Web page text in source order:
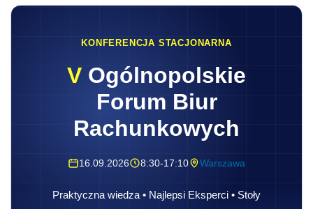
KONFERENCJA STACJONARNA
V Ogólnopolskie
Forum Biur
Rachunkowych
16.09.2026 8:30-17:10 Warszawa
Praktyczna wiedza • Najlepsi Eksperci • Stoły